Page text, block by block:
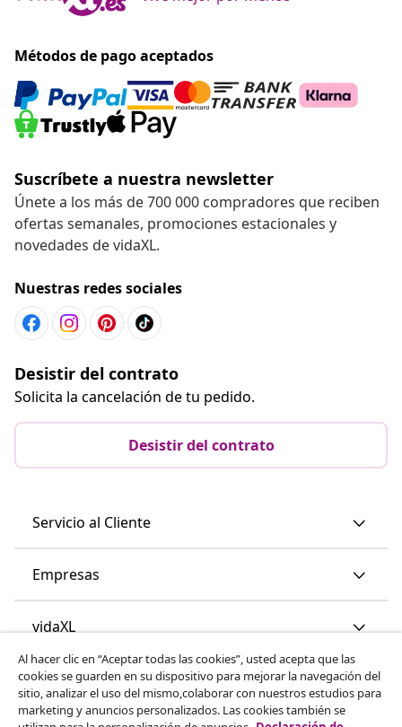
Métodos de pago aceptados
Suscríbete a nuestra newsletter
Únete a los más de 700 000 compradores que reciben
ofertas semanales, promociones estacionales y
novedades de vidaXL.
Nuestras redes sociales
Desistir del contrato
Solicita la cancelación de tu pedido.
Desistir del contrato
Servicio al Cliente
Empresas
vidaXL
Descubre mas
Al hacer clic en “Aceptar todas las cookies”, usted acepta que las
cookies se guarden en su dispositivo para mejorar la navegación del
sitio, analizar el uso del mismo,colaborar con nuestros estudios para
marketing y anuncios personalizados. Las cookies también se